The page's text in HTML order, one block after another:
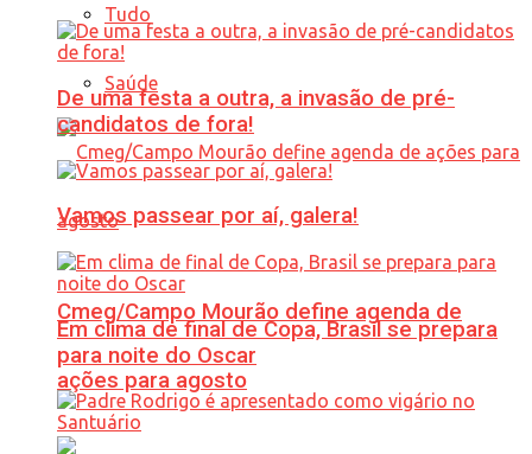
Tudo
Saúde
Cmeg/Campo Mourão define agenda de
ações para agosto
De uma festa a outra, a invasão de pré-
candidatos de fora!
Vamos passear por aí, galera!
Em clima de final de Copa, Brasil se prepara
para noite do Oscar